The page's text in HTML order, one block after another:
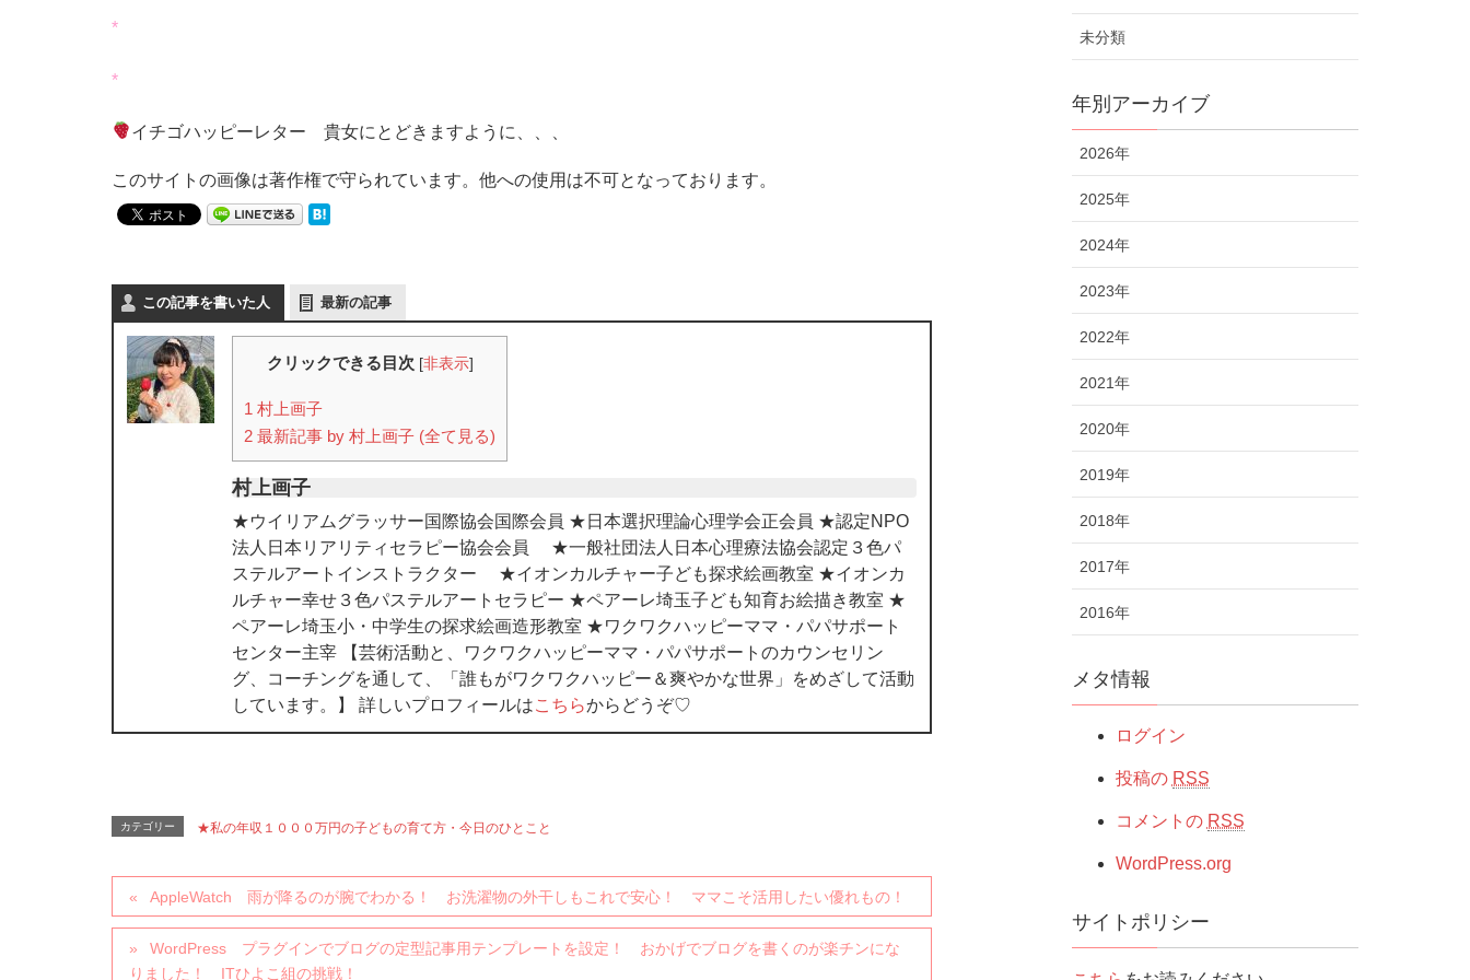
*
*
イチゴハッピーレター 貴女にとどきますように、、、
このサイトの画像は著作権で守られています。他への使用は不可となっております。
この記事を書いた人 最新の記事
クリックできる目次 [非表示]
1 村上画子
2 最新記事 by 村上画子 (全て見る)
村上画子
★ウイリアムグラッサー国際協会国際会員 ★日本選択理論心理学会正会員 ★認定NPO
法人日本リアリティセラピー協会会員 ★一般社団法人日本心理療法協会認定３色パ
ステルアートインストラクター ★イオンカルチャー子ども探求絵画教室 ★イオンカ
ルチャー幸せ３色パステルアートセラピー ★ペアーレ埼玉子ども知育お絵描き教室 ★
ペアーレ埼玉小・中学生の探求絵画造形教室 ★ワクワクハッピーママ・パパサポート
センター主宰 【芸術活動と、ワクワクハッピーママ・パパサポートのカウンセリン
グ、コーチングを通して、「誰もがワクワクハッピー＆爽やかな世界」をめざして活動
しています。】 詳しいプロフィールはこちらからどうぞ♡
カテゴリー ★私の年収１０００万円の子どもの育て方・今日のひとこと
AppleWatch 雨が降るのが腕でわかる！ お洗濯物の外干しもこれで安心！ ママこそ活用したい優れもの！
WordPress プラグインでブログの定型記事用テンプレートを設定！ おかげでブログを書くのが楽チンにな
りました！ ITひよこ組の挑戦！
未分類
年別アーカイブ
2026年
2025年
2024年
2023年
2022年
2021年
2020年
2019年
2018年
2017年
2016年
メタ情報
ログイン
投稿の RSS
コメントの RSS
WordPress.org
サイトポリシー